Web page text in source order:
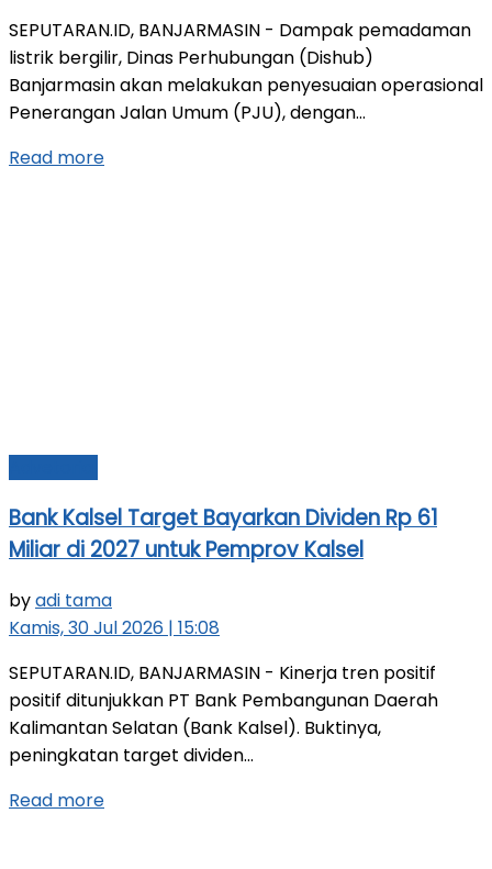
SEPUTARAN.ID, BANJARMASIN - Dampak pemadaman
listrik bergilir, Dinas Perhubungan (Dishub)
Banjarmasin akan melakukan penyesuaian operasional
Penerangan Jalan Umum (PJU), dengan...
Read more
Bank Kalsel Target Bayarkan Dividen Rp 61
Miliar di 2027 untuk Pemprov Kalsel
byadi tama
Kamis, 30 Jul 2026 | 15:08
SEPUTARAN.ID, BANJARMASIN - Kinerja tren positif
positif ditunjukkan PT Bank Pembangunan Daerah
Kalimantan Selatan (Bank Kalsel). Buktinya,
peningkatan target dividen...
Read more